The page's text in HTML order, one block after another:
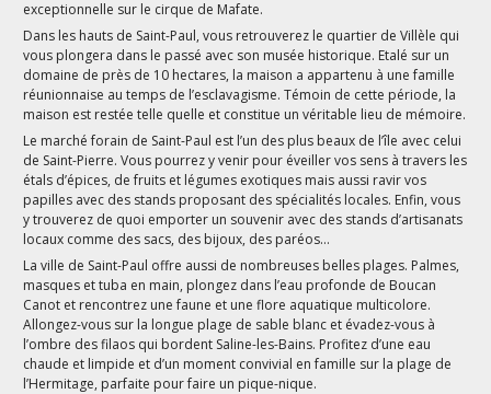
exceptionnelle sur le cirque de Mafate.
Dans les hauts de Saint-Paul, vous retrouverez le quartier de Villèle qui
vous plongera dans le passé avec son musée historique. Etalé sur un
domaine de près de 10 hectares, la maison a appartenu à une famille
réunionnaise au temps de l’esclavagisme. Témoin de cette période, la
maison est restée telle quelle et constitue un véritable lieu de mémoire.
Le marché forain de Saint-Paul est l’un des plus beaux de l’île avec celui
de Saint-Pierre. Vous pourrez y venir pour éveiller vos sens à travers les
étals d’épices, de fruits et légumes exotiques mais aussi ravir vos
papilles avec des stands proposant des spécialités locales. Enfin, vous
y trouverez de quoi emporter un souvenir avec des stands d’artisanats
locaux comme des sacs, des bijoux, des paréos…
La ville de Saint-Paul offre aussi de nombreuses belles plages. Palmes,
masques et tuba en main, plongez dans l’eau profonde de Boucan
Canot et rencontrez une faune et une flore aquatique multicolore.
Allongez-vous sur la longue plage de sable blanc et évadez-vous à
l’ombre des filaos qui bordent Saline-les-Bains. Profitez d’une eau
chaude et limpide et d’un moment convivial en famille sur la plage de
l’Hermitage, parfaite pour faire un pique-nique.